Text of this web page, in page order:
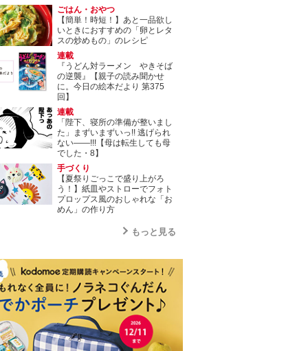
ごはん・おやつ
【簡単！時短！】あと一品欲し
いときにおすすめの「卵とレタ
スの炒めもの」のレシピ
連載
『うどん対ラーメン やきそば
の逆襲』【親子の読み聞かせ
に。今日の絵本だより 第375
回】
連載
「陛下、寝所の準備が整いまし
た」まずいまずいっ!! 逃げられ
ない――!!!【母は転生しても母
でした・8】
手づくり
【夏祭りごっこで盛り上がろ
う！】紙皿やストローでフォト
プロップス風のおしゃれな「お
めん」の作り方
もっと見る